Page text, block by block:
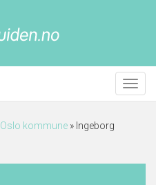
Meny
Oslo kommune » Ingeborg